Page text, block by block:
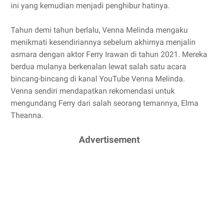
ini yang kemudian menjadi penghibur hatinya.
Tahun demi tahun berlalu, Venna Melinda mengaku
menikmati kesendiriannya sebelum akhirnya menjalin
asmara dengan aktor Ferry Irawan di tahun 2021. Mereka
berdua mulanya berkenalan lewat salah satu acara
bincang-bincang di kanal YouTube Venna Melinda.
Venna sendiri mendapatkan rekomendasi untuk
mengundang Ferry dari salah seorang temannya, Elma
Theanna.
Advertisement